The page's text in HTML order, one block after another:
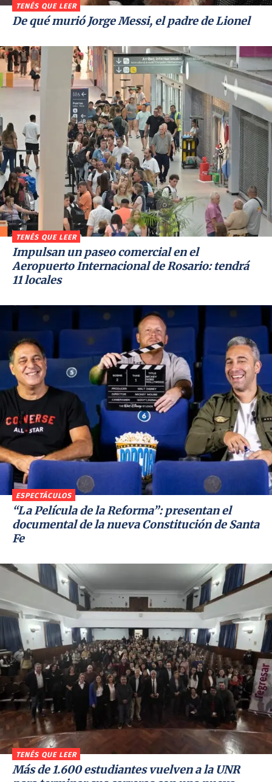
TENÉS QUE LEER
De qué murió Jorge Messi, el padre de Lionel
TENÉS QUE LEER
Impulsan un paseo comercial en el
Aeropuerto Internacional de Rosario: tendrá
11 locales
ESPECTÁCULOS
“La Película de la Reforma”: presentan el
documental de la nueva Constitución de Santa
Fe
TENÉS QUE LEER
Más de 1.600 estudiantes vuelven a la UNR